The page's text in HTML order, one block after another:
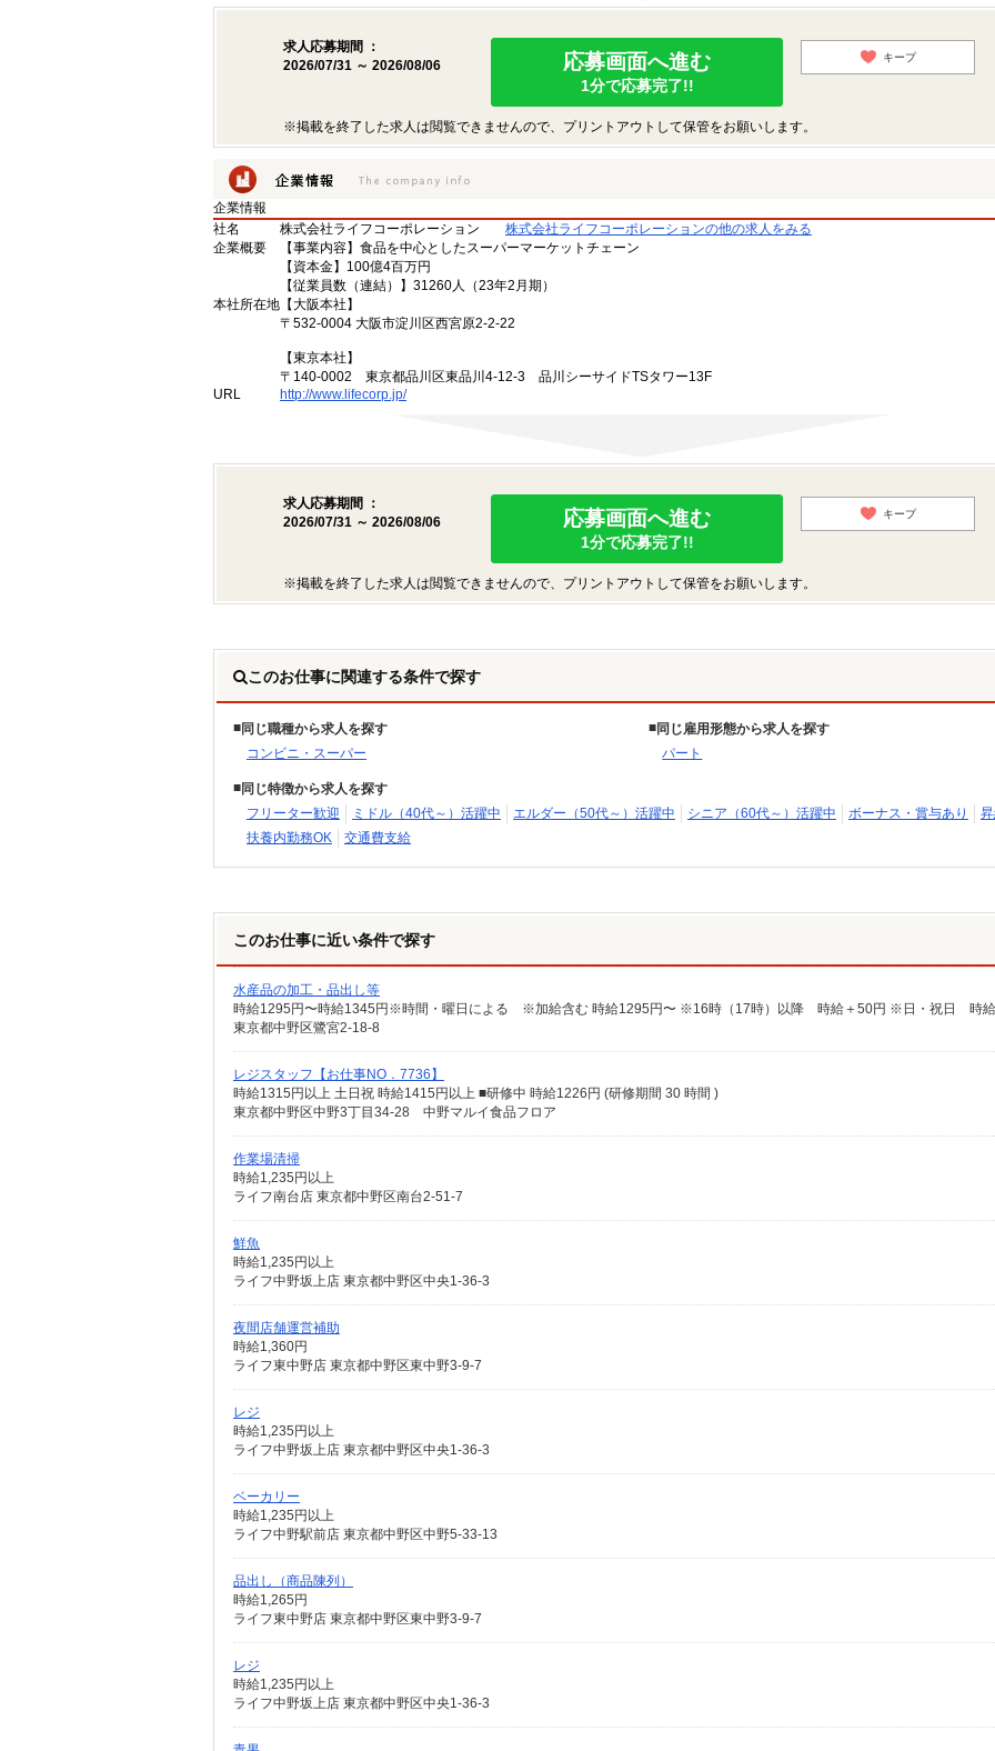
求人応募期間 ：
2026/07/31 ～ 2026/08/06
応募画面へ進む
1分で応募完了!!
キープ
※掲載を終了した求人は閲覧できませんので、プリントアウトして保管をお願いします。
企業情報
社名
株式会社ライフコーポレーション
株式会社ライフコーポレーションの他の求人をみる
企業概要
【事業内容】食品を中心としたスーパーマーケットチェーン
【資本金】100億4百万円
【従業員数（連結）】31260人（23年2月期）
本社所在地 【大阪本社】
〒532-0004 大阪市淀川区西宮原2-2-22
【東京本社】
〒140-0002 東京都品川区東品川4-12-3 品川シーサイドTSタワー13F
URL
http://www.lifecorp.jp/
求人応募期間 ：
2026/07/31 ～ 2026/08/06
応募画面へ進む
1分で応募完了!!
キープ
※掲載を終了した求人は閲覧できませんので、プリントアウトして保管をお願いします。
このお仕事に関連する条件で探す
同じ職種から求人を探す
コンビニ・スーパー
同じ雇用形態から求人を探す
パート
同じ特徴から求人を探す
フリーター歓迎
ミドル（40代～）活躍中 エルダー（50代～）活躍中 シニア（60代～）活躍中 ボーナス・賞与あり
扶養内勤務OK
交通費支給
このお仕事に近い条件で探す
水産品の加工・品出し等
時給1295円〜時給1345円※時間・曜日による ※加給含む 時給1295円〜 ※16時（17時）以降 時給＋50円 ※日・祝日 時給
東京都中野区鷺宮2-18-8
レジスタッフ【お仕事NO．7736】
時給1315円以上 土日祝 時給1415円以上 ■研修中 時給1226円 (研修期間 30 時間 )
東京都中野区中野3丁目34-28 中野マルイ食品フロア
作業場清掃
時給1,235円以上
ライフ南台店 東京都中野区南台2-51-7
鮮魚
時給1,235円以上
ライフ中野坂上店 東京都中野区中央1-36-3
夜間店舗運営補助
時給1,360円
ライフ東中野店 東京都中野区東中野3-9-7
レジ
時給1,235円以上
ライフ中野坂上店 東京都中野区中央1-36-3
ベーカリー
時給1,235円以上
ライフ中野駅前店 東京都中野区中野5-33-13
品出し（商品陳列）
時給1,265円
ライフ東中野店 東京都中野区東中野3-9-7
レジ
時給1,235円以上
ライフ中野坂上店 東京都中野区中央1-36-3